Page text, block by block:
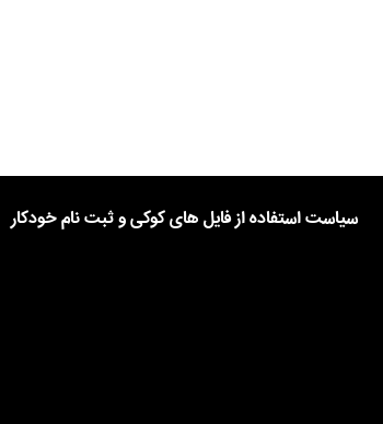
سیاست استفاده از فایل های کوکی و ثبت نام خودکار